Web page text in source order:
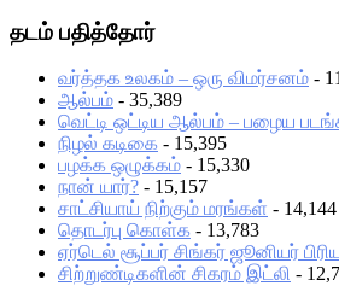
தடம் பதித்தோர்
வர்த்தக உலகம் – ஒரு விமர்சனம் -
ஆல்பம் - 35,389
வெட்டி ஒட்டிய ஆல்பம் – பழைய
நிழல் கடிகை - 15,395
பழக்க ஒழுக்கம் - 15,330
நான் யார்? - 15,157
சாட்சியாய் நிற்கும் மரங்கள் - 14,144
தொடர்பு கொள்க - 13,783
ஏர்டெல் சூப்பர் சிங்கர் ஜூனியர்
சிற்றுண்டிகளின் சிகரம் இட்லி -